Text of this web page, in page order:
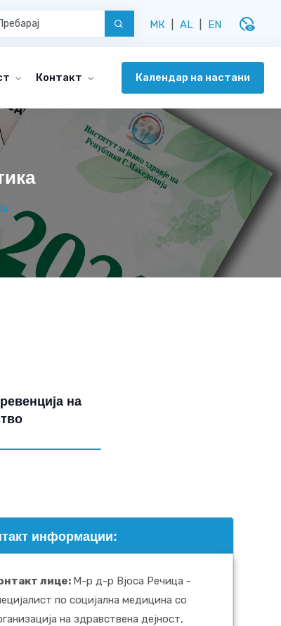
МК AL EN disabled_visible
Контакт Календар на настани
на
информации:
лице: М-р д-р Вјоса Речица -
по социјална медицина со
на здравствена дејност,